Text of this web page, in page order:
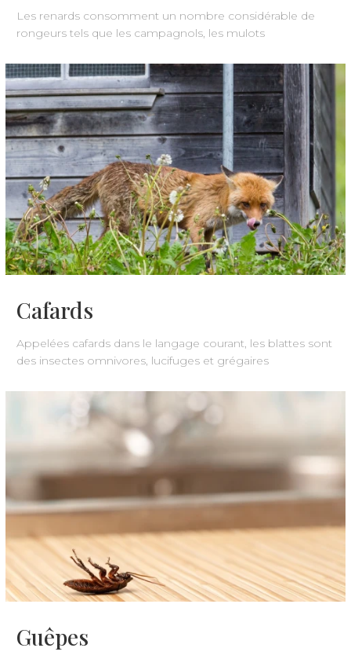
Les renards consomment un nombre considérable de
rongeurs tels que les campagnols, les mulots
Cafards
Appelées cafards dans le langage courant, les blattes sont
des insectes omnivores, lucifuges et grégaires
Guêpes